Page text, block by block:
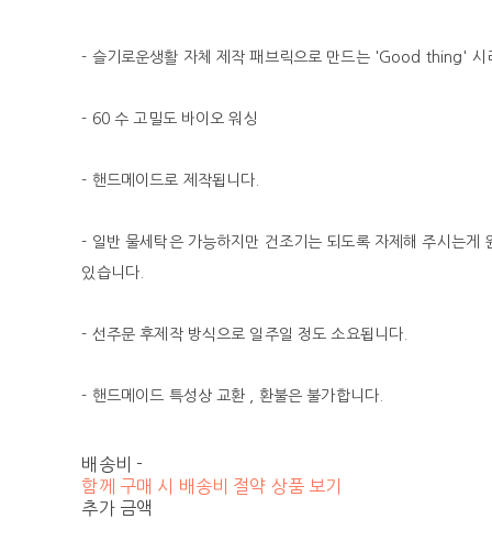
- 슬기로운생활 자체 제작 패브릭으로 만드는 'Good thing' 시
- 60 수 고밀도 바이오 워싱
- 핸드메이드로 제작됩니다.
- 일반 물세탁은 가능하지만 건조기는 되도록 자제해 주시는게
있습니다.
- 선주문 후제작 방식으로 일주일 정도 소요됩니다.
- 핸드메이드 특성상 교환 , 환불은 불가합니다.
배송비 -
함께 구매 시 배송비 절약 상품 보기
추가 금액